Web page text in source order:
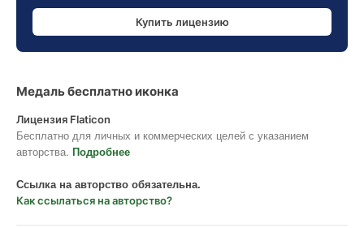
Купить лицензию
Медаль бесплатно иконка
Лицензия Flaticon
Бесплатно для личных и коммерческих целей с указанием
авторства. Подробнее
Ссылка на авторство обязательна.
Как ссылаться на авторство?